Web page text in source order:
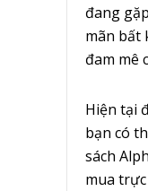
đang
mãn bất
đam mê
Hiện tại
bạn có
sách
mua